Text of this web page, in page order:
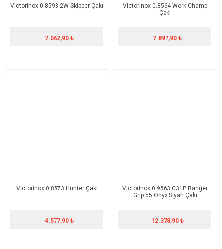
​​Victorinox 0.8593.2W Skipper Çakı
7.062,90 ₺
​Victorinox 0.8564 Work Champ
Çakı
7.897,90 ₺
​Victorinox 0.8573 Hunter Çakı
4.577,90 ₺
​Victorinox 0.9563.C31P Ranger
Grip 55 Onyx Siyah Çakı
12.378,90 ₺